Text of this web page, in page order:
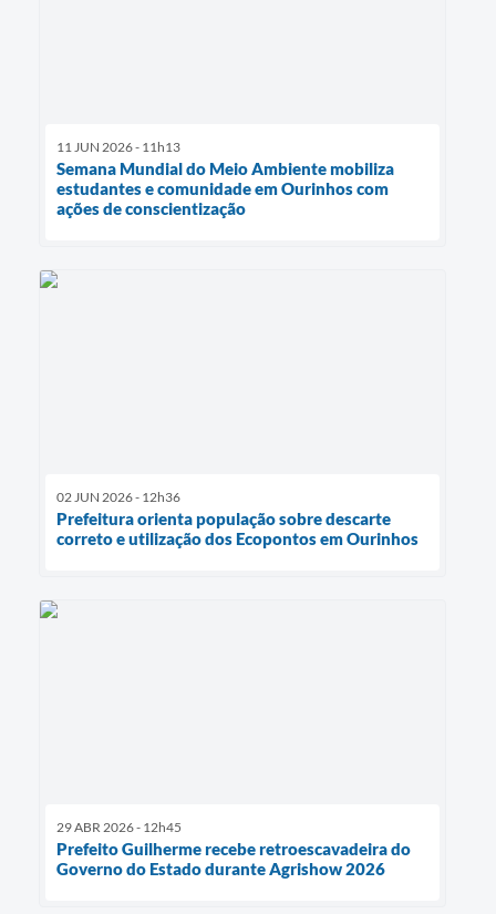
11 JUN 2026 - 11h13
Semana Mundial do Meio Ambiente mobiliza
estudantes e comunidade em Ourinhos com
ações de conscientização
02 JUN 2026 - 12h36
Prefeitura orienta população sobre descarte
correto e utilização dos Ecopontos em Ourinhos
29 ABR 2026 - 12h45
Prefeito Guilherme recebe retroescavadeira do
Governo do Estado durante Agrishow 2026